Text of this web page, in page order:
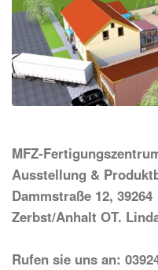
MFZ-
Ausstellung &
Dammstraße 12, 39264
Zerbst/Anhalt OT.
Rufen sie uns an: